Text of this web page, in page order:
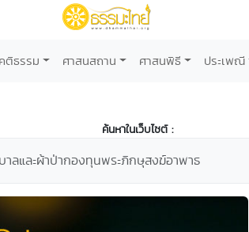
คติธรรม ศาสนสถาน ศาสนพิธี ประเพณี
ค้นหาในเว็บไซต์ :
ลและผ้าป่ากองทุนพระภิกษุสงฆ์อาพาธ